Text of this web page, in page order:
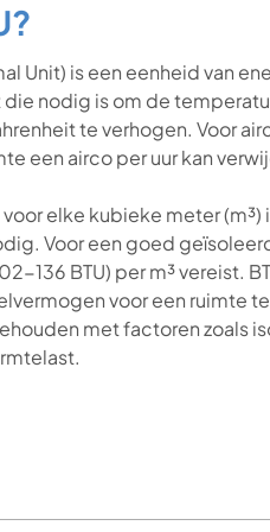
Unit) is een eenheid van
nodig is om de
te verhogen. Voor
een airco per uur kan
elke kubieke meter (m³)
Voor een goed
136 BTU) per m³ vereist.
voor een ruimte
met factoren zoals